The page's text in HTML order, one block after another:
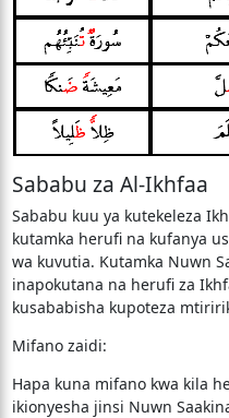
Sababu za Al-Ikhfaa
Sababu kuu ya kutekeleza
kutamka herufi na kufanya
wa kuvutia. Kutamka Nuwn
inapokutana na herufi za
kusababisha kupoteza
Mifano zaidi:
Hapa kuna mifano kwa kila
ikionyesha jinsi Nuwn